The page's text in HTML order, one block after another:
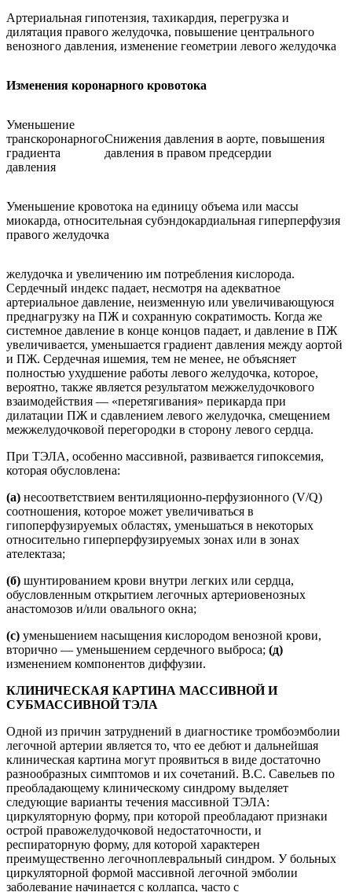
Артериальная гипотензия, тахикардия, перегрузка и
дилятация правого желудочка, повышение центрального
венозного давления, изменение геометрии левого желудочка
Изменения коронарного кровотока
Уменьшение
транскоронарного
градиента
давления
Снижения давления в аорте, повышения
давления в правом предсердии
Уменьшение кровотока на единицу объема или массы
миокарда, относительная субэндокардиальная гиперперфузия
правого желудочка
желудочка и увеличению им потребления кислорода.
Сердечный индекс падает, несмотря на адекватное
артериальное давление, неизменную или увеличивающуюся
преднагрузку на ПЖ и сохранную сократимость. Когда же
системное давление в конце концов падает, и давление в ПЖ
увеличивается, уменьшается градиент давления между аортой
и ПЖ. Сердечная ишемия, тем не менее, не объясняет
полностью ухудшение работы левого желудочка, которое,
вероятно, также является результатом межжелудочкового
взаимодействия — «перетягивания» перикарда при
дилатации ПЖ и сдавлением левого желудочка, смещением
межжелудочковой перегородки в сторону левого сердца.
При ТЭЛА, особенно массивной, развивается гипоксемия,
которая обусловлена:
(а) несоответствием вентиляционно-перфузионного (V/Q)
соотношения, которое может увеличиваться в
гипоперфузируемых областях, уменьшаться в некоторых
относительно гиперперфузируемых зонах или в зонах
ателектаза;
(б) шунтированием крови внутри легких или сердца,
обусловленным открытием легочных артериовенозных
анастомозов и/или овального окна;
(с) уменьшением насыщения кислородом венозной крови,
вторично — уменьшением сердечного выброса; (д)
изменением компонентов диффузии.
КЛИНИЧЕСКАЯ КАРТИНА МАССИВНОЙ И
СУБМАССИВНОЙ ТЭЛА
Одной из причин затруднений в диагностике тромбоэмболии
легочной артерии является то, что ее дебют и дальнейшая
клиническая картина могут проявиться в виде достаточно
разнообразных симптомов и их сочетаний. В.С. Савельев по
преобладающему клиническому синдрому выделяет
следующие варианты течения массивной ТЭЛА:
циркуляторную форму, при которой преобладают признаки
острой правожелудочковой недостаточности, и
респираторную форму, для которой характерен
преимущественно легочноплевральный синдром. У больных
циркуляторной формой массивной легочной эмболии
заболевание начинается с коллапса, часто с